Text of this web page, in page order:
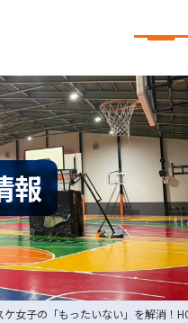
｜HOOP7
堺のバスケコート
報
ケ女子の「もったいない」を解消！